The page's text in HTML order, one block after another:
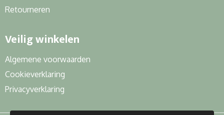
Retourneren
Veilig winkelen
Algemene voorwaarden
Cookieverklaring
Privacyverklaring